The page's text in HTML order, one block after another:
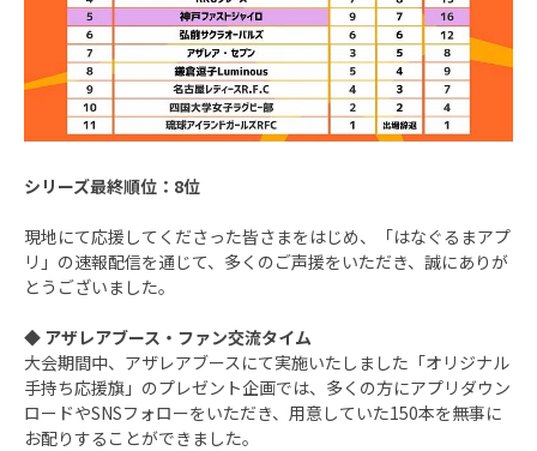
シリーズ最終順位：8位
現地にて応援してくださった皆さまをはじめ、「はなぐるまアプ
リ」の速報配信を通じて、多くのご声援をいただき、誠にありが
とうございました。
◆ アザレアブース・ファン交流タイム
大会期間中、アザレアブースにて実施いたしました「オリジナル
手持ち応援旗」のプレゼント企画では、多くの方にアプリダウン
ロードやSNSフォローをいただき、用意していた150本を無事に
お配りすることができました。